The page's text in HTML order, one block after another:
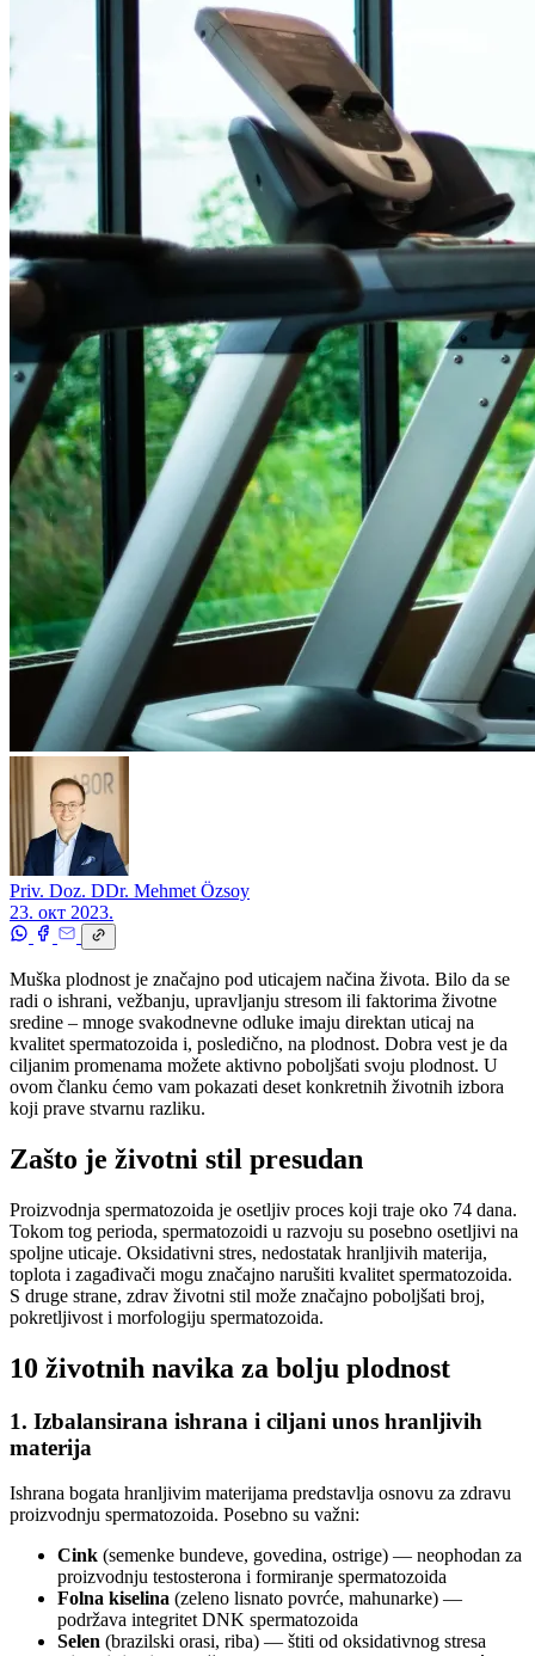
Priv. Doz. DDr. Mehmet Özsoy
23. окт 2023.
Muška plodnost je značajno pod uticajem načina života. Bilo da se
radi o ishrani, vežbanju, upravljanju stresom ili faktorima životne
sredine – mnoge svakodnevne odluke imaju direktan uticaj na
kvalitet spermatozoida i, posledično, na plodnost. Dobra vest je da
ciljanim promenama možete aktivno poboljšati svoju plodnost. U
ovom članku ćemo vam pokazati deset konkretnih životnih izbora
koji prave stvarnu razliku.
Zašto je životni stil presudan
Proizvodnja spermatozoida je osetljiv proces koji traje oko 74 dana.
Tokom tog perioda, spermatozoidi u razvoju su posebno osetljivi na
spoljne uticaje. Oksidativni stres, nedostatak hranljivih materija,
toplota i zagađivači mogu značajno narušiti kvalitet spermatozoida.
S druge strane, zdrav životni stil može značajno poboljšati broj,
pokretljivost i morfologiju spermatozoida.
10 životnih navika za bolju plodnost
1. Izbalansirana ishrana i ciljani unos hranljivih
materija
Ishrana bogata hranljivim materijama predstavlja osnovu za zdravu
proizvodnju spermatozoida. Posebno su važni:
Cink (semenke bundeve, govedina, ostrige) — neophodan za
proizvodnju testosterona i formiranje spermatozoida
Folna kiselina (zeleno lisnato povrće, mahunarke) —
podržava integritet DNK spermatozoida
Selen (brazilski orasi, riba) — štiti od oksidativnog stresa